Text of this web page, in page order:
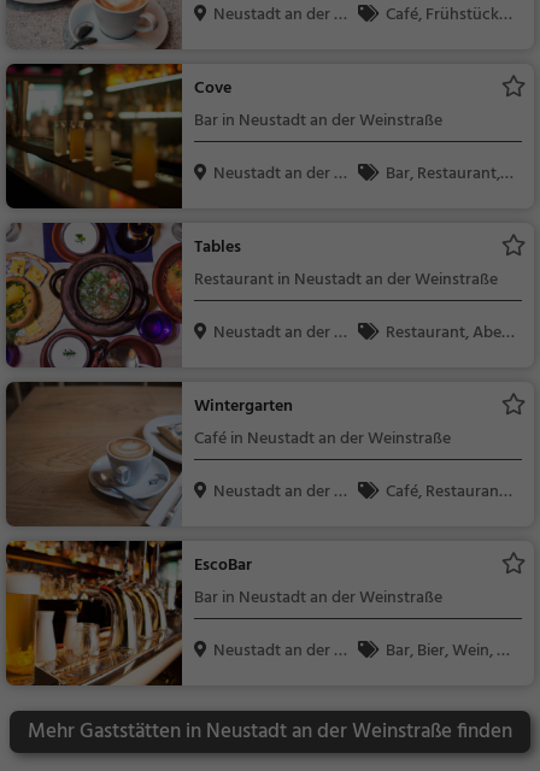
Neustadt an der W
Café, Frühstück,
Cove
Bar in Neustadt an der Weinstraße
Neustadt an der W
Bar, Restaurant, B
tränke, Cocktails, Abe
ndessen, Mittagessen
Tables
Restaurant in Neustadt an der Weinstraße
Neustadt an der W
Restaurant, Aben
Wintergarten
Café in Neustadt an der Weinstraße
Neustadt an der W
Café, Restaurant,
waren, Brunch, Aben
dessen, Mittagessen
EscoBar
Bar in Neustadt an der Weinstraße
Neustadt an der W
Bar, Bier, Wein, Sn
Mehr Gaststätten in Neustadt an der Weinstraße finden